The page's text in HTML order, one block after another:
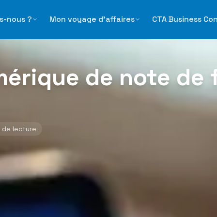
nous ? Mon voyage d'affaires CTA Business
de note de
de lecture